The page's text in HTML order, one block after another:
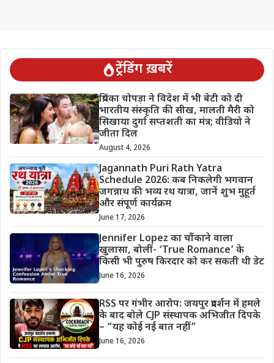
ट्रेंडिंग ख़बरें
प्रियंका चोपड़ा ने विदेश में भी बेटी को दी
भारतीय संस्कृति की सीख, मालती मैरी को
सिखाया दुर्गा सप्तशती का मंत्र; वीडियो ने
जीता दिल
August 4, 2026
Jagannath Puri Rath Yatra
Schedule 2026: कब निकलेगी भगवान
जगन्नाथ की भव्य रथ यात्रा, जानें शुभ मुहूर्त
और संपूर्ण कार्यक्रम
June 17, 2026
Jennifer Lopez का चौंकाने वाला
खुलासा, बोलीं- ‘True Romance’ के
किसी भी पुरुष किरदार को कर सकती थी डेट
June 16, 2026
RSS पर गंभीर आरोप: जयपुर प्रदर्शन में हमले
के बाद बोले CJP संस्थापक अभिजीत दिपके
– “यह कोई नई बात नहीं”
June 16, 2026